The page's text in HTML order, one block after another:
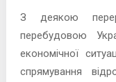
З деякою
перебудовою
економічної
спрямування